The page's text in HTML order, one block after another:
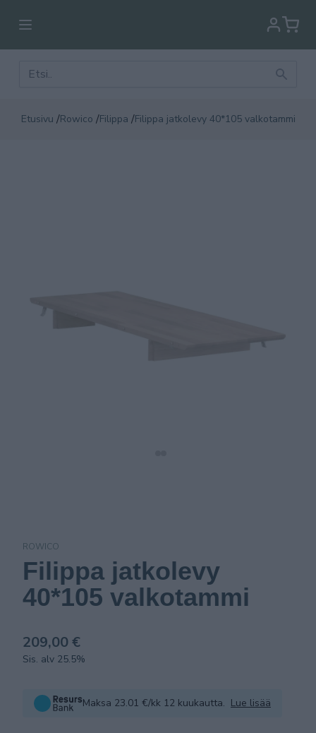
Etusivu /Rowico /Filippa /Filippa jatkolevy 40*105 valkotammi
ROWICO
Filippa jatkolevy
40*105 valkotammi
209,00 €
Sis. alv 25.5%
Maksa 23.01 €/kk 12 kuukautta. Lue lisää